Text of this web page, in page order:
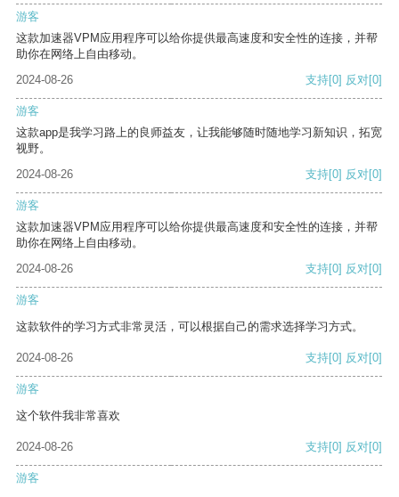
游客
这款加速器VPM应用程序可以给你提供最高速度和安全性的连接，并帮
助你在网络上自由移动。
2024-08-26
支持[0] 反对[0]
游客
这款app是我学习路上的良师益友，让我能够随时随地学习新知识，拓宽
视野。
2024-08-26
支持[0] 反对[0]
游客
这款加速器VPM应用程序可以给你提供最高速度和安全性的连接，并帮
助你在网络上自由移动。
2024-08-26
支持[0] 反对[0]
游客
这款软件的学习方式非常灵活，可以根据自己的需求选择学习方式。
2024-08-26 支持[0] 反对[0]
游客
这个软件我非常喜欢
2024-08-26 支持[0] 反对[0]
游客